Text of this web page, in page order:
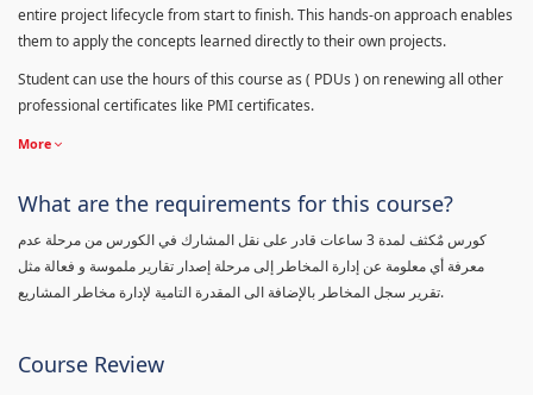
entire project lifecycle from start to finish. This hands-on approach enables
them to apply the concepts learned directly to their own projects.
Student can use the hours of this course as ( PDUs ) on renewing all other
professional certificates like PMI certificates.
More
What are the requirements for this course?
كورس مٌكثف لمدة 3 ساعات قادر على نقل المشارك في الكورس من مرحلة عدم
معرفة أي معلومة عن إدارة المخاطر إلى مرحلة إصدار تقارير ملموسة و فعالة مثل
تقرير سجل المخاطر بالإضافة الى المقدرة التامية لإدارة مخاطر المشاريع.
Course Review